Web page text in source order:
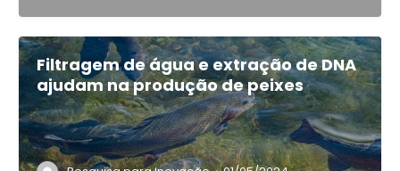
Filtragem de água e extração de DNA
ajudam na produção de peixes